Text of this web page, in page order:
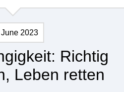
2023
Richtig
Leben retten